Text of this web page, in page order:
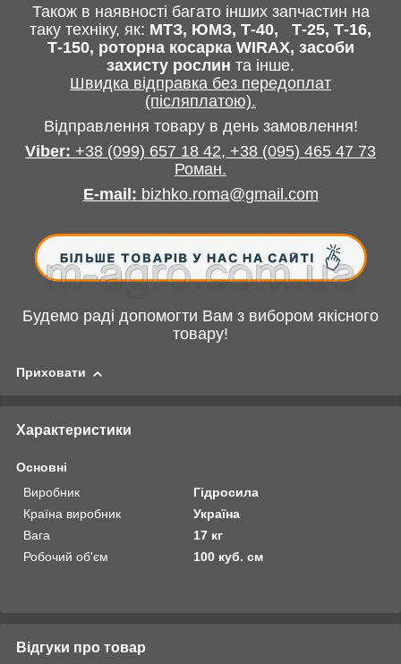
Також в наявності багато інших запчастин на
таку техніку, як: МТЗ, ЮМЗ, Т-40,
Т-25, Т-16,
Т-150, роторна косарка WIRAX, засоби
захисту рослин та інше.
Швидка відправка без передоплат
(післяплатою).
Відправлення товару в день замовлення!
Viber: +38 (099) 657 18 42, +38 (095) 465 47 73
Роман.
E-mail : bizhko.roma@gmail.com
Будемо раді допомогти Вам з вибором якісного
товару!
Приховати
Характеристики
Основні
Виробник
Гідросила
Країна виробник
Україна
Вага
17 кг
Робочий об'єм
100 куб. см
Відгуки про товар